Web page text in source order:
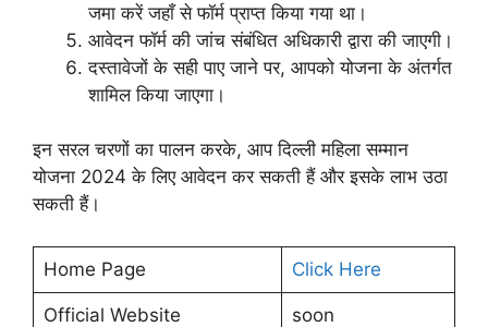
जमा करें जहाँ से फॉर्म प्राप्त किया गया था।
आवेदन फॉर्म की जांच संबंधित अधिकारी द्वारा की जाएगी।
दस्तावेजों के सही पाए जाने पर, आपको योजना के अंतर्गत
शामिल किया जाएगा।
इन सरल चरणों का पालन करके, आप दिल्ली महिला सम्मान
योजना 2024 के लिए आवेदन कर सकती हैं और इसके लाभ उठा
सकती हैं।
Home Page Click Here
Official Website soon